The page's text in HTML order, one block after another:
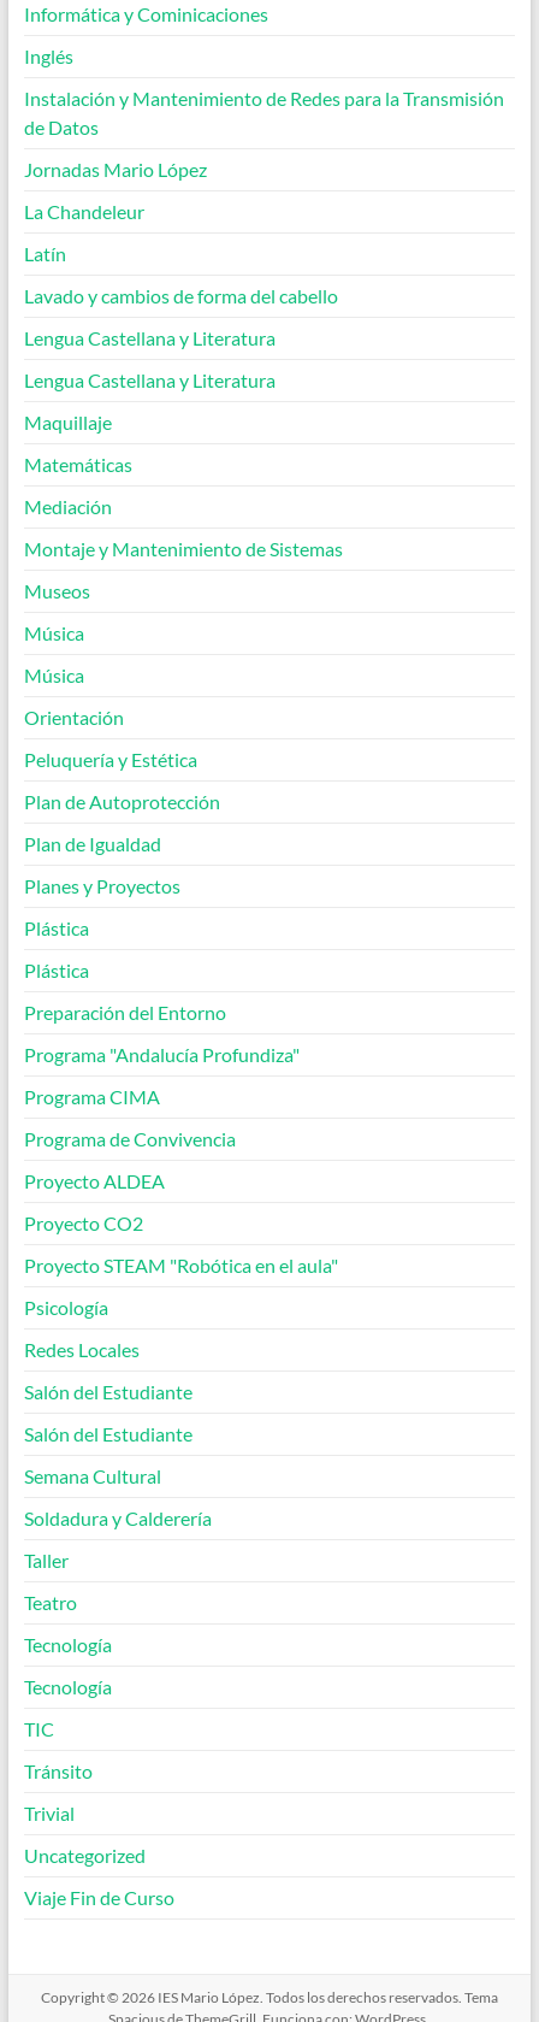
Informática y Cominicaciones
Inglés
Instalación y Mantenimiento de Redes para la Transmisión
de Datos
Jornadas Mario López
La Chandeleur
Latín
Lavado y cambios de forma del cabello
Lengua Castellana y Literatura
Lengua Castellana y Literatura
Maquillaje
Matemáticas
Mediación
Montaje y Mantenimiento de Sistemas
Museos
Música
Música
Orientación
Peluquería y Estética
Plan de Autoprotección
Plan de Igualdad
Planes y Proyectos
Plástica
Plástica
Preparación del Entorno
Programa "Andalucía Profundiza"
Programa CIMA
Programa de Convivencia
Proyecto ALDEA
Proyecto CO2
Proyecto STEAM "Robótica en el aula"
Psicología
Redes Locales
Salón del Estudiante
Salón del Estudiante
Semana Cultural
Soldadura y Calderería
Taller
Teatro
Tecnología
Tecnología
TIC
Tránsito
Trivial
Uncategorized
Viaje Fin de Curso
Copyright © 2026 IES Mario López . Todos los derechos reservados. Tema